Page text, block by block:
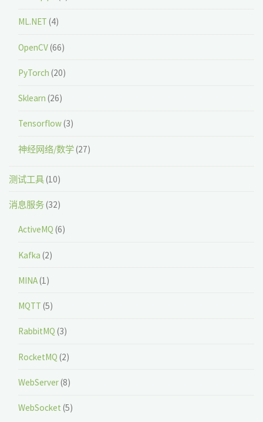
ML.NET (4)
OpenCV(66)
PyTorch (20)
Sklearn (26)
Tensorflow(3)
神经网络/数学(27)
测试工具(10)
消息服务(32)
ActiveMQ (6)
Kafka (2)
MINA(1)
MQTT (5)
RabbitMQ (3)
RocketMQ (2)
WebServer(8)
WebSocket (5)